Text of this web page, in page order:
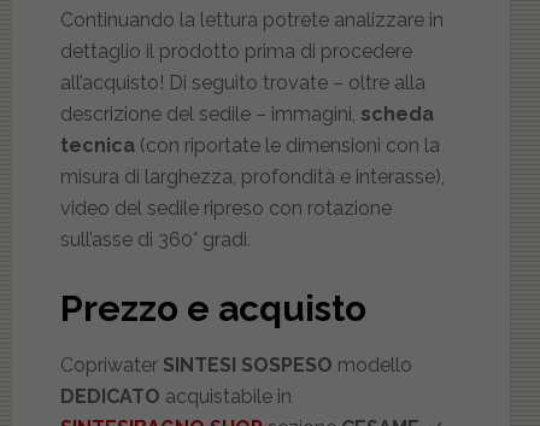
Continuando la lettura potrete analizzare in
dettaglio il prodotto prima di procedere
all’acquisto! Di seguito trovate – oltre alla
descrizione del sedile – immagini, scheda
tecnica(con riportate le dimensioni con la
misura di larghezza, profondità e interasse),
video del sedile ripreso con rotazione
sull’asse di 360° gradi.
Prezzo e acquisto
Copriwater SINTESI SOSPESO modello
DEDICATO acquistabile in